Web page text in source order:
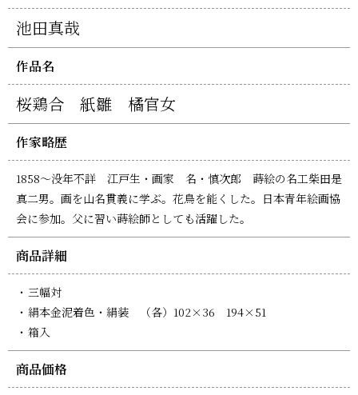
池田真哉
作品名
桜鶏合 紙雛 橘官女
作家略歴
1858～没年不詳 江戸生・画家 名・慎次郎 蒔絵の名工柴田是
真二男。画を山名貫義に学ぶ。花鳥を能くした。日本青年絵画協
会に参加。父に習い蒔絵師としても活躍した。
商品詳細
三幅対
絹本金泥着色・絹装 （各）102×36 194×51
箱入
商品価格